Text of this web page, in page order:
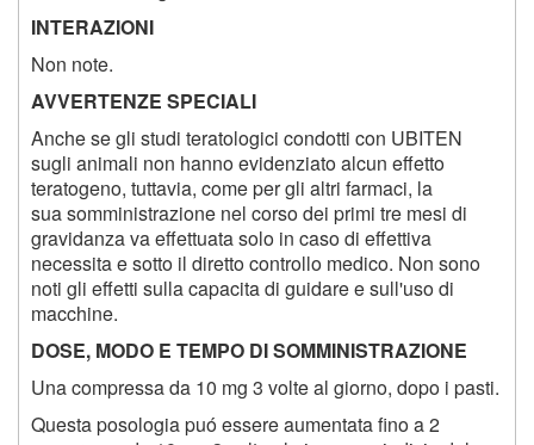
INTERAZIONI
Non note.
AVVERTENZE SPECIALI
Anche se gli studi teratologici condotti con UBITEN
sugli animali non hanno evidenziato alcun effetto
teratogeno, tuttavia, come per gli altri farmaci, la
sua somministrazione nel corso dei primi tre mesi di
gravidanza va effettuata solo in caso di effettiva
necessita e sotto il diretto controllo medico. Non sono
noti gli effetti sulla capacita di guidare e sull'uso di
macchine.
DOSE, MODO E TEMPO DI SOMMINISTRAZIONE
Una compressa da 10 mg 3 volte al giorno, dopo i pasti.
Questa posologia puó essere aumentata fino a 2